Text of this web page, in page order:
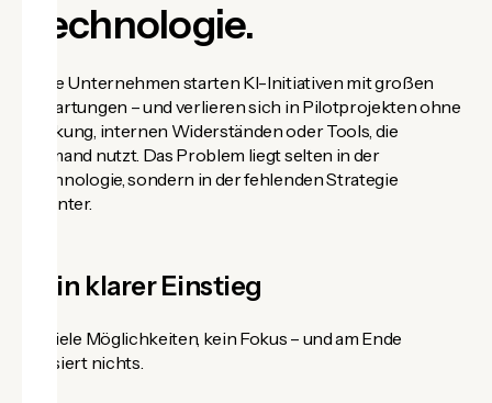
Technologie.
Viele Unternehmen starten KI-Initiativen mit großen
Erwartungen – und verlieren sich in Pilotprojekten ohne
Wirkung, internen Widerständen oder Tools, die
niemand nutzt. Das Problem liegt selten in der
Technologie, sondern in der fehlenden Strategie
dahinter.
Kein klarer Einstieg
Zu viele Möglichkeiten, kein Fokus – und am Ende
passiert nichts.